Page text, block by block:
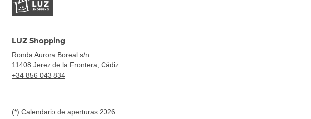
LUZ Shopping
Ronda Aurora Boreal s/n
11408 Jerez de la Frontera, Cádiz
+34 856 043 834
(*) Calendario de aperturas 2026